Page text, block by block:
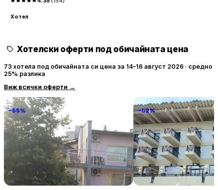
Хотел
Хотелски оферти под обичайната цена
73 хотела под обичайната си цена за 14–16 август 2026 · средно
25% разлика
Виж всички оферти →
−55%
Familia Fantastiko
Китен 68 € / нощувка
−52%
Grand Hotel & Therme
Tarnovo
Велико Търново 106